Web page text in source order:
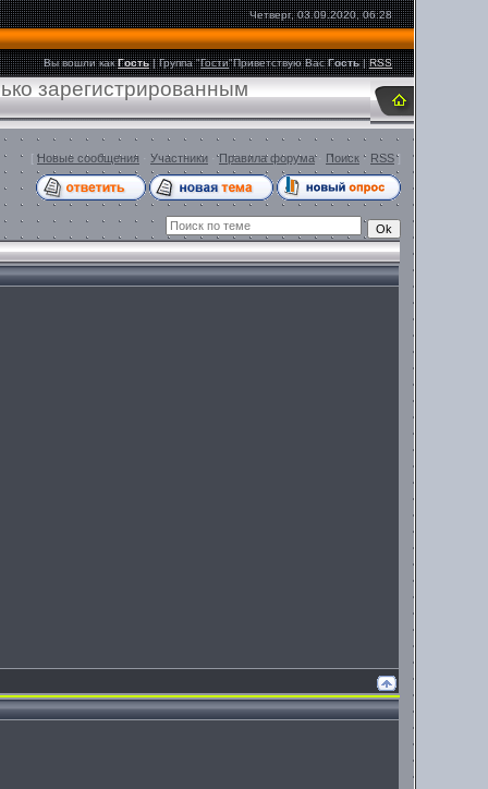
Четверг, 03.09.2020, 06:28
Вы вошли как Гость|Группа"Гости"Приветствую Вас Гость |RSS
зарегистрированным
[ Новые сообщения Участники ·Правила форума· Поиск · RSS]